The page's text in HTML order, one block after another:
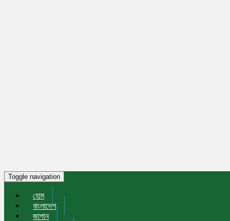
Toggle navigation
হোম
বাংলাদেশ
জাপান